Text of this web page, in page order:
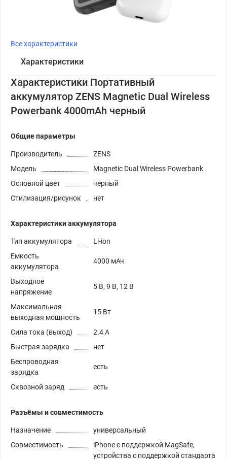
Все характеристики
Характеристики
Характеристики Портативный
аккумулятор ZENS Magnetic Dual Wireless
Powerbank 4000mAh черный
Общие параметры
Производитель
ZENS
Модель
Magnetic Dual Wireless Powerbank
Основной цвет
черный
Стилизация/рисунок
нет
Характеристики аккумулятора
Тип аккумулятора
Li-ion
Емкость
аккумулятора
4000 мАч
Выходное
напряжение
5 В, 9 В, 12 В
Максимальная
выходная мощность
15 Вт
Сила тока (выход)
2.4 А
Быстрая зарядка
нет
Беспроводная
зарядка
есть
Сквозной заряд есть
Разъёмы и совместимость
Назначение
универсальный
Совместимость
iPhone с поддержкой MagSafe,
устройства с поддержкой стандарта